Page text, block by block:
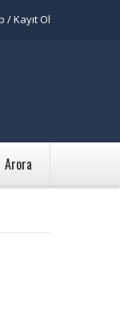
/ Kayıt Ol
Arora